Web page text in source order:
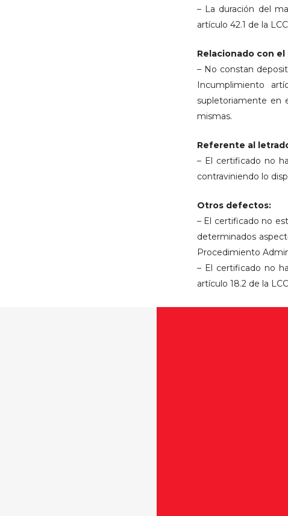
– La duración del
artículo 42.1 de la
Relacionado con
– No constan
Incumplimiento
supletoriamente en
mismas.
Referente al
– El certificado no
contraviniendo lo
Otros defectos:
– El certificado no
determinados
Procedimiento
– El certificado no
artículo 18.2 de la